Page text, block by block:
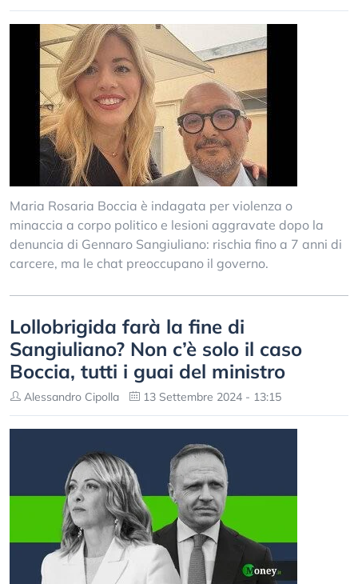
Maria Rosaria Boccia è indagata per violenza o
minaccia a corpo politico e lesioni aggravate dopo la
denuncia di Gennaro Sangiuliano: rischia fino a 7 anni di
carcere, ma le chat preoccupano il governo.
Lollobrigida farà la fine di
Sangiuliano? Non c’è solo il caso
Boccia, tutti i guai del ministro
Alessandro Cipolla 13 Settembre 2024 - 13:15